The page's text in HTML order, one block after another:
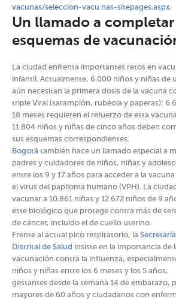
vacunas/seleccion-vacu nas-sitepages.aspx.
Un llamado a
esquemas de
La ciudad enfrenta importantes retos en
infantil. Actualmente, 6.000 niños y niñas de
aún necesitan la primera dosis de la vacuna
triple Viral (sarampión, rubéola y paperas);
18 meses requieren el refuerzo de esta
11.804 niños y niñas de cinco años deben
sus esquemas correspondientes.
Bogotá también hace un llamado especial a
padres y cuidadores de niños, niñas y
entre los 9 y 17 años para acceder a la
el virus del papiloma humano (VPH). La
vacunar a 10.861 niñas y 12.672 niños de 9
este biológico que protege contra más de
de cáncer, incluido el de cuello uterino.
Frente al actual pico respiratorio, la Secretaría
Distrital de Salud insiste en la importancia de
vacunación contra la influenza,
niños y niñas entre los 6 meses y los 5 años,
gestantes desde la semana 14 de embarazo,
mayores de 60 años y ciudadanos con